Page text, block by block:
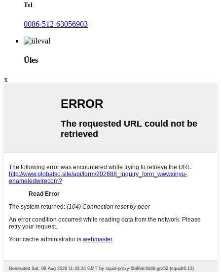
Tel
0086-512-63056903
Üles
x